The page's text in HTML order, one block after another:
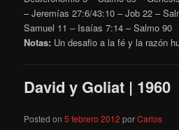
– Jeremías 27:6/43:10 – Job 22 –
Samuel 11 – Isaías 7:14 – Salmo 90
Notas: Un desafio a la fé y la razón
David y Goliat | 1960
Posted on5 febrero 2012 porCarlos